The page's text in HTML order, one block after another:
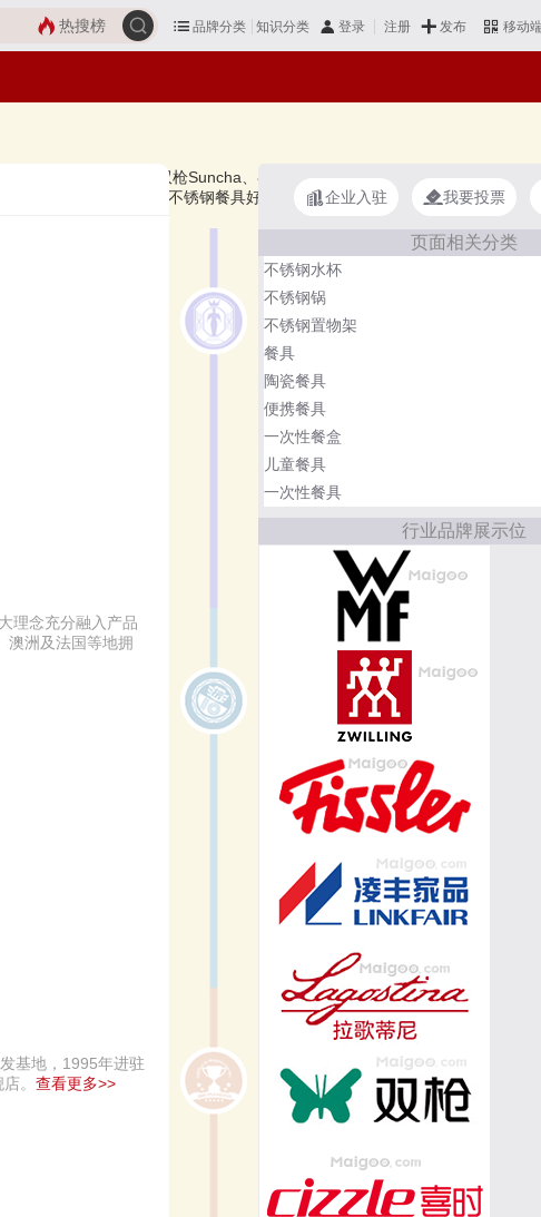
品牌分类 知识分类 登录 注册 发布 移动
热搜榜
拉歌蒂尼、双枪Suncha、喜时cizzle、慕厨Momscook、庆展QZQ
，想知道什么牌子的不锈钢餐具好？您可以多比较，选择自己满意的！不
理念充分融入产品
澳洲及法国等地拥
基地，1995年进驻
。 查看更多>>
企业入驻 我要投票
页面相关分类
不锈钢水杯
不锈钢锅
不锈钢置物架
餐具
陶瓷餐具
便携餐具
一次性餐盒
儿童餐具
一次性餐具
行业品牌展示位